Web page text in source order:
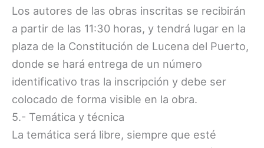
Los autores de las obras inscritas se recibirán
a partir de las 11:30 horas, y tendrá lugar en la
plaza de la Constitución de Lucena del Puerto,
donde se hará entrega de un número
identificativo tras la inscripción y debe ser
colocado de forma visible en la obra.
5.- Temática y técnica
La temática será libre, siempre que esté